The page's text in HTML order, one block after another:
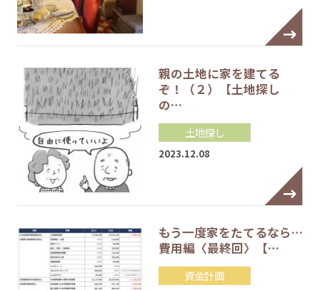
親の土地に家を建てる
ぞ！（２）【土地探し
の…
土地探し
2023.12.08
もう一度家をたてるなら…
費用編〈最終回〉【…
資金計画